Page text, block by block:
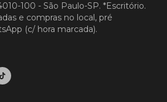
100 - São Paulo-SP. *Escritório.
e compras no local, pré
(c/ hora marcada).